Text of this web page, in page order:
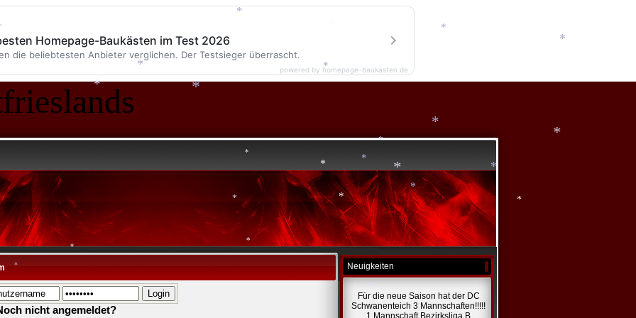
nicht angemeldet?
Neuigkeiten
Für die neue Saison hat der DC
Schwanenteich 3 Mannschaften!!!!!
1 Mannschaft Bezirksliga B
Homepage-Baukästen im Test 2026
die beliebtesten Anbieter verglichen. Der Testsieger überrascht.
powered by homepage-baukasten.de
*
*
**
*
*
*
*
*
*
*
*
*
*